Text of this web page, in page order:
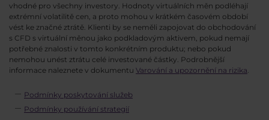
vhodné pro všechny investory. Hodnoty virtuálních měn podléhají
extrémní volatilitě cen, a proto mohou v krátkém časovém období
vést ke značné ztrátě. Klienti by se neměli zapojovat do obchodování
s CFD s virtuální měnou jako podkladovým aktivem, pokud nemají
potřebné znalosti v tomto konkrétním produktu; nebo pokud
nemohou unést ztrátu celé investované částky. Podrobnější
informace naleznete v dokumentu Varování a upozornění na rizika
Podmínky poskytování služeb
Podmínky používání strategií